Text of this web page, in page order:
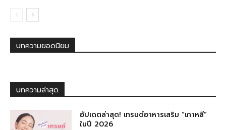
บทความยอดนิยม
บทความล่าสุด
อัปเดตล่าสุด! เทรนด์อาหารเสริม “เกาหลี”
ในปี 2026